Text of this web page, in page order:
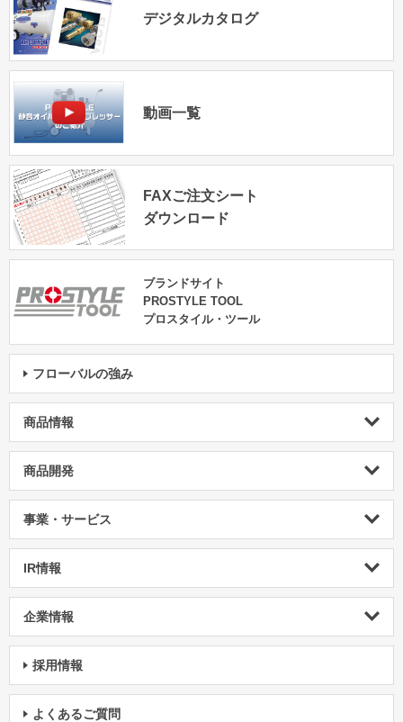
デジタルカタログ
動画一覧
FAXご注文シート
ダウンロード
ブランドサイト
PROSTYLE TOOL
プロスタイル・ツール
フローバルの強み
商品情報
商品開発
事業・サービス
IR情報
企業情報
採用情報
よくあるご質問